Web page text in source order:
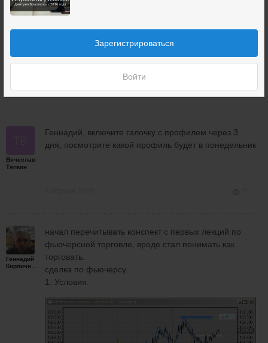
Зарегистрироваться
Войти
Брыляков
3 апреля 2020 7
Вячеслав
Тяпкин
Геннадий, включите галочку с профилем через 3
дня, посмотрите какой профиль будет в понедельник
Геннадий
Кирпичников
начал перечитывать конспект с первых лекций по
фьючерсной торговле, вроде стал понимать как
торговать.
сделка по фьючерсу.
1. Условия.